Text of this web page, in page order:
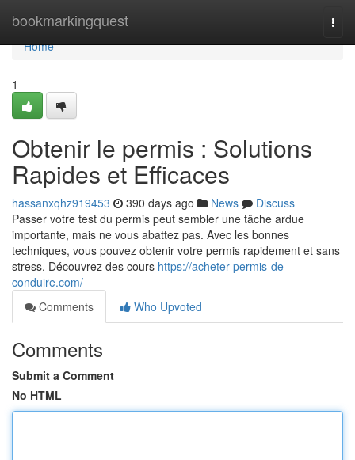
bookmarkingquest
Home
Home
1
Obtenir le permis : Solutions
Rapides et Efficaces
hassanxqhz919453 390 days ago News
Discuss
Passer votre test du permis peut sembler une tâche ardue
importante, mais ne vous abattez pas. Avec les bonnes
techniques, vous pouvez obtenir votre permis rapidement et sans
stress. Découvrez des cours https://acheter-permis-de-
conduire.com/
Comments
Who Upvoted
Comments
Submit a Comment
No HTML